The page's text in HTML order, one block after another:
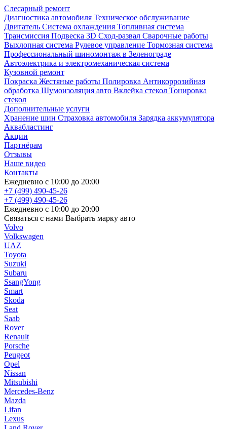
Слесарный ремонт
Диагностика автомобиля Техническое обслуживание
Двигатель Система охлаждения Топливная система
Трансмиссия Подвеска 3D Сход-развал Сварочные работы
Выхлопная система Рулевое управление Тормозная система
Профессиональный шиномонтаж в Зеленограде
Автоэлектрика и электромеханическая система
Кузовной ремонт
Покраска Жестяные работы Полировка Антикоррозийная
обработка Шумоизоляция авто Вклейка стекол Тонировка
стекол
Дополнительные услуги
Хранение шин Страховка автомобиля Зарядка аккумулятора
Аквабластинг
Акции
Партнёрам
Отзывы
Наше видео
Контакты
Ежедневно с 10:00 до 20:00
+7 (499) 490-45-26
+7 (499) 490-45-26
Ежедневно с 10:00 до 20:00
Связаться с нами Выбрать марку авто
Volvo
Volkswagen
UAZ
Toyota
Suzuki
Subaru
SsangYong
Smart
Skoda
Seat
Saab
Rover
Renault
Porsche
Peugeot
Opel
Nissan
Mitsubishi
Mercedes-Benz
Mazda
Lifan
Lexus